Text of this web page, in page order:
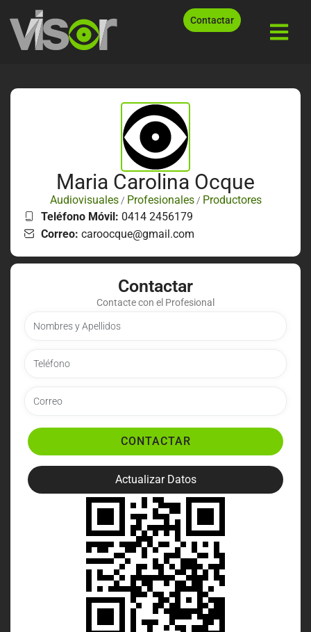
Contactar
Maria Carolina Ocque
Audiovisuales/ Profesionales/ Productores
Teléfono Móvil: 0414 2456179
Correo: caroocque@gmail.com
Contactar
Contacte con el Profesional
CONTACTAR
Actualizar Datos